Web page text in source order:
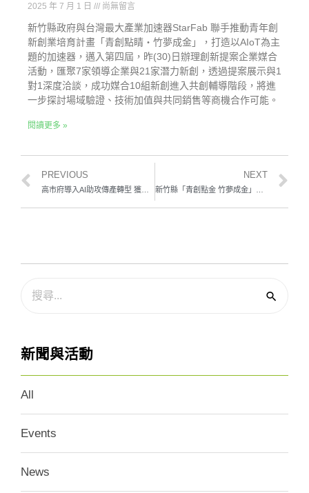
新聞與活動
All
Events
News
2025 年 7 月 1 日 尚無留言
新竹縣政府與台灣最大產業加速器StarFab 聯手推動青年創
新創業培育計畫「青創點睛‧竹夢成金」，打造以AIoT為主
題的加速器，邁入第四屆，昨(30)日辦理創新提案企業媒合
活動，匯聚7家領導企業與21家潛力新創，透過提案展示與1
對1深度洽談，成功媒合10組新創進入共創輔導階段，將進
一步探討場域驗證、技術加值與共同銷售等商機合作可能。
閱讀更多 »
PREVIOUS NEXT